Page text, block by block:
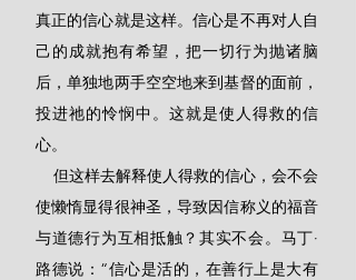
真正的信心就是这样。信心是不再对人自
己的成就抱有希望，把一切行为抛诸脑
后，单独地两手空空地来到基督的面前，
投进祂的怜悯中。这就是使人得救的信
心。
使懒惰显得很神圣，导致因信称义的福音
与道德行为互相抵触？其实不会。马丁·
路德说：“信心是活的，在善行上是大有